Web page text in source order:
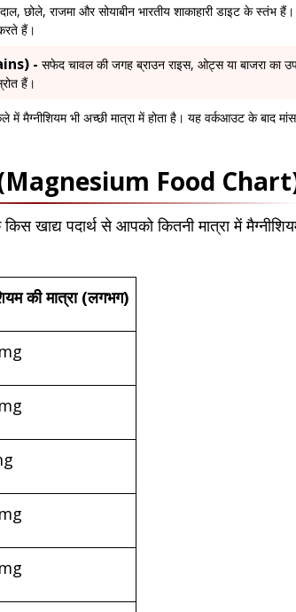
छोले, राजमा और सोयाबीन भारतीय शाकाहारी डाइट के स्तंभ
हैं।
- सफेद चावल की जगह ब्राउन राइस, ओट्स या बाजरा का
हैं।
मैग्नीशियम भी अच्छी मात्रा में होता है। यह वर्कआउट के बाद
(Magnesium Food
खाद्य पदार्थ से आपको कितनी मात्रा में
की मात्रा (लगभग)